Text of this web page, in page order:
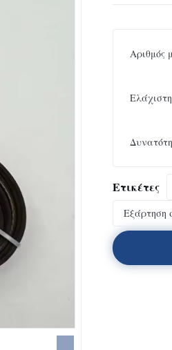
Αριθμός
Ετικέτες
Εξάρτηση